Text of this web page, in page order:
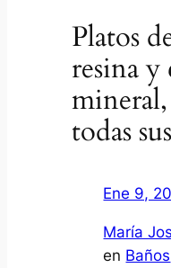
Platos
resina y
mineral,
todas
Ene 9,
María
en Baños